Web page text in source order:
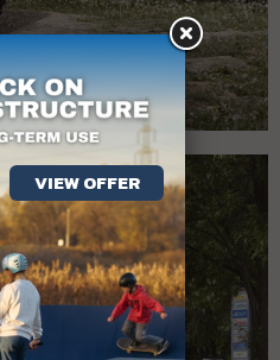
VIEW OFFER